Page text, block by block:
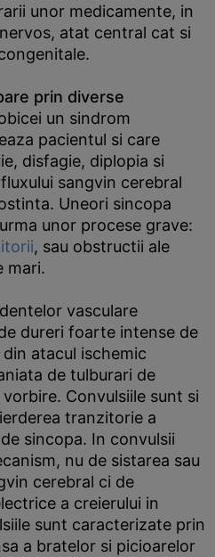
unor medicamente, in
atat central cat si
prin diverse
un sindrom
pacientul si care
disfagie, diplopia si
sangvin cerebral
Uneori sincopa
unor procese grave:
, sau obstructii ale
mari.
vasculare
dureri foarte intense de
atacul ischemic
de tulburari de
Convulsiile sunt si
tranzitorie a
sincopa. In convulsii
nu de sistarea sau
cerebral ci de
a creierului in
sunt caracterizate prin
a bratelor si picioarelor